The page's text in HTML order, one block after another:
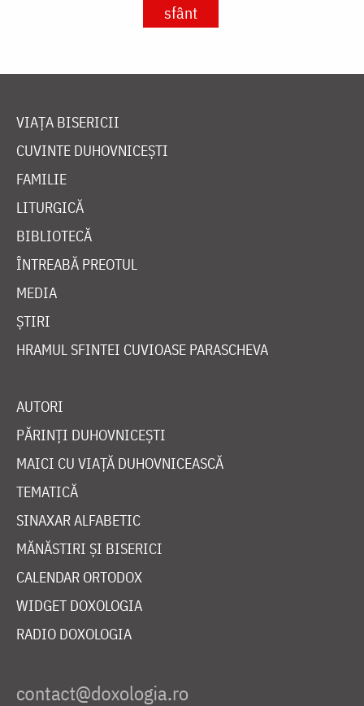
sfânt
VIAȚA BISERICII
CUVINTE DUHOVNICEȘTI
FAMILIE
LITURGICĂ
BIBLIOTECĂ
ÎNTREABĂ PREOTUL
MEDIA
ȘTIRI
HRAMUL SFINTEI CUVIOASE PARASCHEVA
AUTORI
PĂRINȚI DUHOVNICEȘTI
MAICI CU VIAȚĂ DUHOVNICEASCĂ
TEMATICĂ
SINAXAR ALFABETIC
MĂNĂSTIRI ȘI BISERICI
CALENDAR ORTODOX
WIDGET DOXOLOGIA
RADIO DOXOLOGIA